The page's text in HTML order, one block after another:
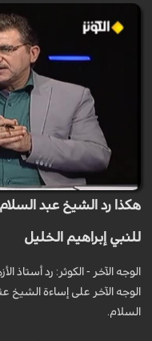
هكذا رد الشيخ عبد
للنبي إبراهيم الخليل
الوجه الآخر - الكوثر: رد أستاذ
الوجه الآخر على إساءة الشيخ
السلام.